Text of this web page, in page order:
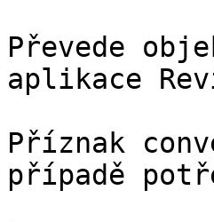
Převede
aplikace
Příznak
případě